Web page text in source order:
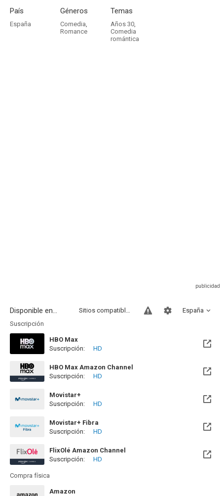
País
España
Géneros
Comedia,
Romance
Temas
Años 30,
Comedia
romántica
Disponible en... España
Sitios compatibles
Suscripción
HBO Max
Disponible hasta el Sab, 13 Feb 2027 (Quedan 6 meses)
Suscripción: HD
HBO Max Amazon Channel
Suscripción:
HD
Movistar+
Disponible hasta el Mié, 30 Jun 2027 (Quedan 10 meses)
Suscripción: HD
Movistar+ Fibra
Disponible hasta el Mié, 30 Jun 2027 (Quedan 10 meses)
Suscripción: HD
FlixOlé Amazon Channel
Suscripción:
HD
Compra física
Amazon